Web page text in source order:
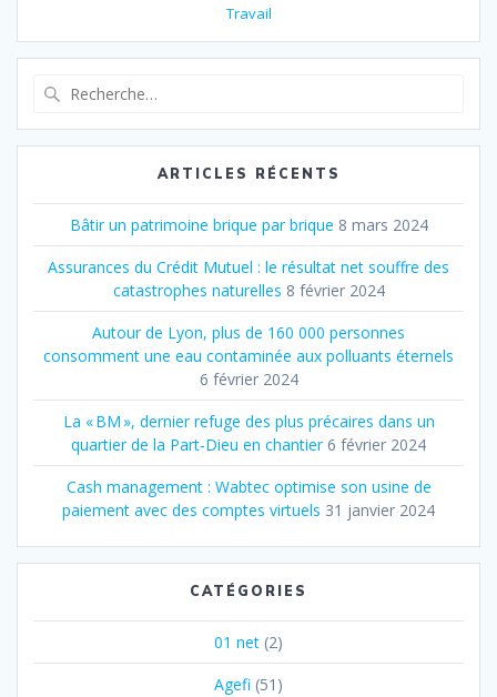
Travail
:
ARTICLES RÉCENTS
Bâtir un patrimoine brique par brique 8 mars 2024
Assurances du Crédit Mutuel : le résultat net souffre des
catastrophes naturelles 8 février 2024
Autour de Lyon, plus de 160 000 personnes
consomment une eau contaminée aux polluants éternels
6 février 2024
La « BM », dernier refuge des plus précaires dans un
quartier de la Part‐Dieu en chantier 6 février 2024
Cash management : Wabtec optimise son usine de
paiement avec des comptes virtuels 31 janvier 2024
CATÉGORIES
01 net (2)
Agefi (51)